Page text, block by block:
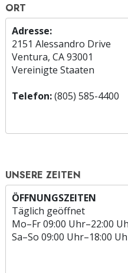
ORT
Adresse:
2151 Alessandro Drive
Ventura, CA 93001
Vereinigte Staaten
Telefon:(805) 585-4400
UNSERE ZEITEN
ÖFFNUNGSZEITEN
Täglich geöffnet
Mo–Fr09:00 Uhr–22:00
Sa–So 09:00 Uhr–18:00